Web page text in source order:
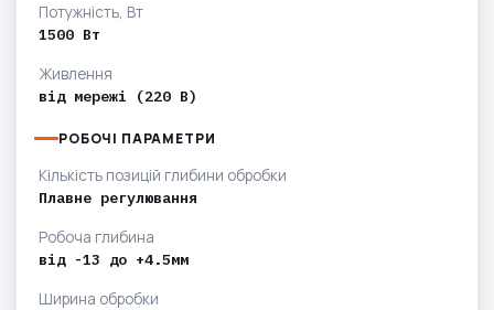
Потужність, Вт
1500 Вт
Живлення
від мережі (220 В)
РОБОЧІ ПАРАМЕТРИ
Кількість позицій глибини обробки
Плавне регулювання
Робоча глибина
від -13 до +4.5мм
Ширина обробки